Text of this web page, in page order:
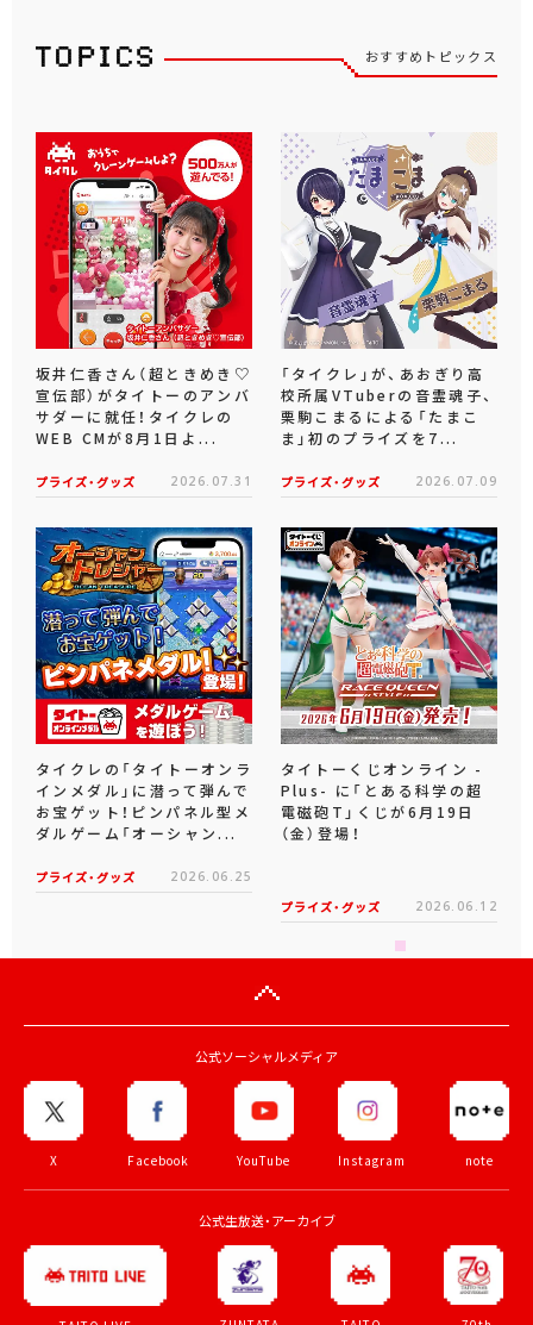
おすすめトピックス
坂井仁香さん（超ときめき♡
宣伝部）がタイトーのアンバ
サダーに就任！タイクレの
WEB CMが8月1日よ...
プライズ・グッズ 2026.07.31
「タイクレ」が、あおぎり高
校所属VTuberの音霊魂子、
栗駒こまるによる「たまこ
ま」初のプライズを7...
プライズ・グッズ 2026.07.09
タイクレの「タイトーオンラ
インメダル」に潜って弾んで
お宝ゲット！ピンパネル型メ
ダルゲーム「オーシャン...
プライズ・グッズ 2026.06.25
タイトーくじオンライン -
Plus- に「とある科学の超
電磁砲T」くじが6月19日
（金）登場！
プライズ・グッズ 2026.06.12
公式ソーシャルメディア
X Facebook YouTube Instagram note
公式生放送・アーカイブ